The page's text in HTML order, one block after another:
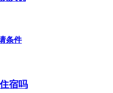
条件
宿吗